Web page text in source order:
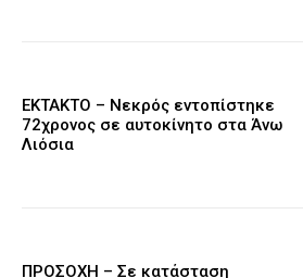
EKTAKTO – Νεκρός εντοπίστηκε
72χρονος σε αυτοκίνητο στα Άνω
Λιόσια
ΠΡΟΣΟΧΗ – Σε κατάσταση